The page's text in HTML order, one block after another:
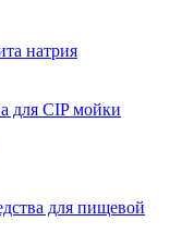
натрия
для CIP мойки
для пищевой